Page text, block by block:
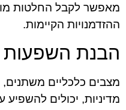
מאפשר לקבל החלטות
ההזדמנויות הקיימות.
הבנת השפעות
מצבים כלכליים משתנים,
מדיניות, יכולים